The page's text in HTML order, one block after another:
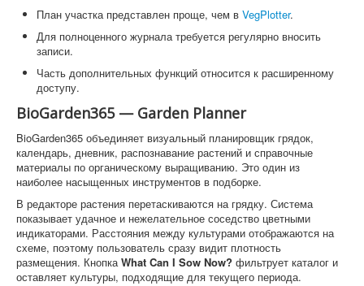
План участка представлен проще, чем в VegPlotter.
Для полноценного журнала требуется регулярно вносить
записи.
Часть дополнительных функций относится к расширенному
доступу.
BioGarden365 — Garden Planner
BioGarden365 объединяет визуальный планировщик грядок,
календарь, дневник, распознавание растений и справочные
материалы по органическому выращиванию. Это один из
наиболее насыщенных инструментов в подборке.
В редакторе растения перетаскиваются на грядку. Система
показывает удачное и нежелательное соседство цветными
индикаторами. Расстояния между культурами отображаются на
схеме, поэтому пользователь сразу видит плотность
размещения. КнопкаWhat Can I Sow Now? фильтрует каталог и
оставляет культуры, подходящие для текущего периода.